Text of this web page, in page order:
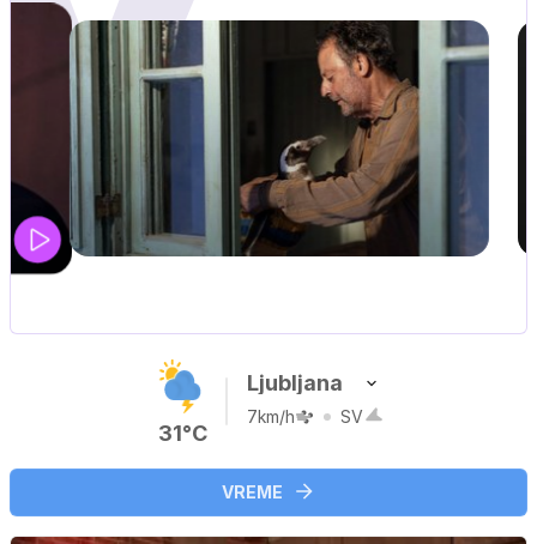
UEFA SUPERPOKAL
31°C
Ljubljana
7km/h SV
VREME